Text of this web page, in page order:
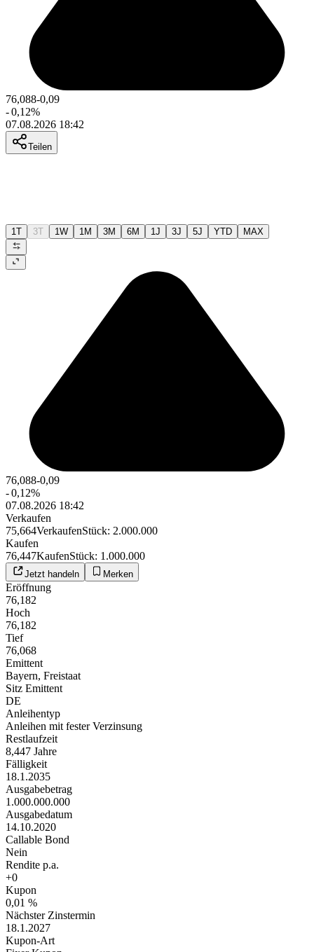
76,088-0,09
-0,12%
07.08.2026 18:42
Teilen
1T 3T 1W 1M 3M 6M 1J 3J 5J YTD MAX
76,088-0,09
-0,12%
07.08.2026 18:42
Verkaufen
75,664VerkaufenStück: 2.000.000
Kaufen
76,447KaufenStück: 1.000.000
Jetzt handeln Merken
Eröffnung
76,182
Hoch
76,182
Tief
76,068
Emittent
Bayern, Freistaat
Sitz Emittent
DE
Anleihentyp
Anleihen mit fester Verzinsung
Restlaufzeit
8,447 Jahre
Fälligkeit
18.1.2035
Ausgabebetrag
1.000.000.000
Ausgabedatum
14.10.2020
Callable Bond
Nein
Rendite p.a.
+0
Kupon
0,01 %
Nächster Zinstermin
18.1.2027
Kupon-Art